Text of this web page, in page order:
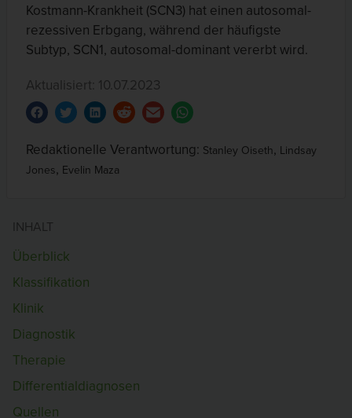
Kostmann-Krankheit (SCN3) hat einen autosomal-
rezessiven Erbgang, während der häufigste
Subtyp, SCN1, autosomal-dominant vererbt wird.
Aktualisiert: 10.07.2023
Redaktionelle Verantwortung: Stanley Oiseth, Lindsay
Jones, Evelin Maza
INHALT
Überblick
Klassifikation
Klinik
Diagnostik
Therapie
Differentialdiagnosen
Quellen